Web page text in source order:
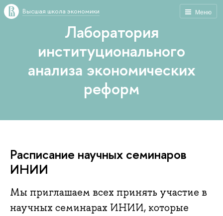
Меню
Высшая школа экономики
Лаборатория
институционального
анализа экономических
реформ
Расписание научных семинаров
ИНИИ
Мы приглашаем всех принять участие в
научных семинарах ИНИИ, которые